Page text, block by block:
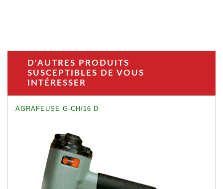
D'AUTRES PRODUITS
SUSCEPTIBLES DE VOUS
INTÉRESSER
AGRAFEUSE G-CH/16 D